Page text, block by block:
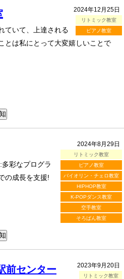
2024年12月25日
リトミック教室
ピアノ教室
ていて、上達される
とは私にとって大変嬉しいことで
2024年8月29日
リトミック教室
ピアノ教室
バイオリン・チェロ教室
HIPHOP教室
K-POPダンス教室
空手教室
そろばん教室
彩なプログラ
の成長を支援!
2023年9月20日
リトミック教室
前センター